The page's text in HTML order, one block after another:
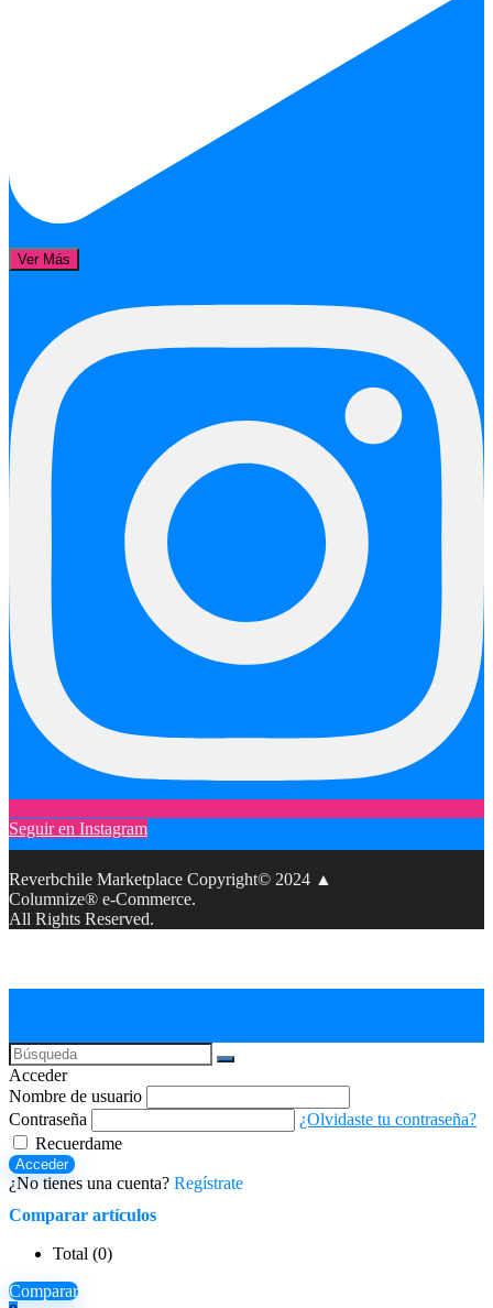
Ver Más
Seguir en Instagram
Reverbchile Marketplace Copyright© 2024 ▲
Columnize® e-Commerce.
All Rights Reserved.
Acceder
Nombre de usuario
Contraseña
¿Olvidaste tu contraseña?
Recuerdame
Acceder
¿No tienes una cuenta? Regístrate
Comparar artículos
Total (0)
Comparar